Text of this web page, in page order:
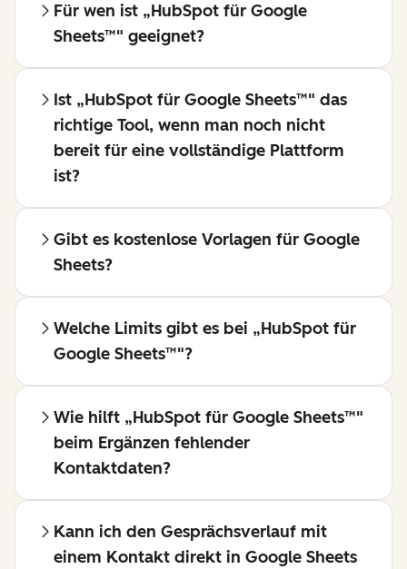
Für wen ist „HubSpot für Google
Sheets™" geeignet?
Ist „HubSpot für Google Sheets™" das
richtige Tool, wenn man noch nicht
bereit für eine vollständige Plattform
ist?
Gibt es kostenlose Vorlagen für Google
Sheets?
Welche Limits gibt es bei „HubSpot für
Google Sheets™"?
Wie hilft „HubSpot für Google Sheets™"
beim Ergänzen fehlender
Kontaktdaten?
Kann ich den Gesprächsverlauf mit
einem Kontakt direkt in Google Sheets